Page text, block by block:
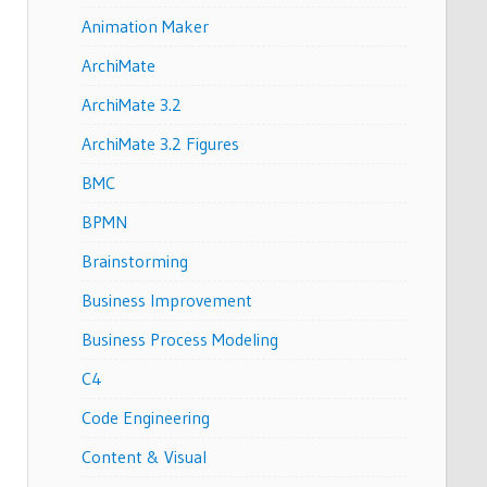
Animation Maker
ArchiMate
ArchiMate 3.2
ArchiMate 3.2 Figures
BMC
BPMN
Brainstorming
Business Improvement
Business Process Modeling
C4
Code Engineering
Content & Visual